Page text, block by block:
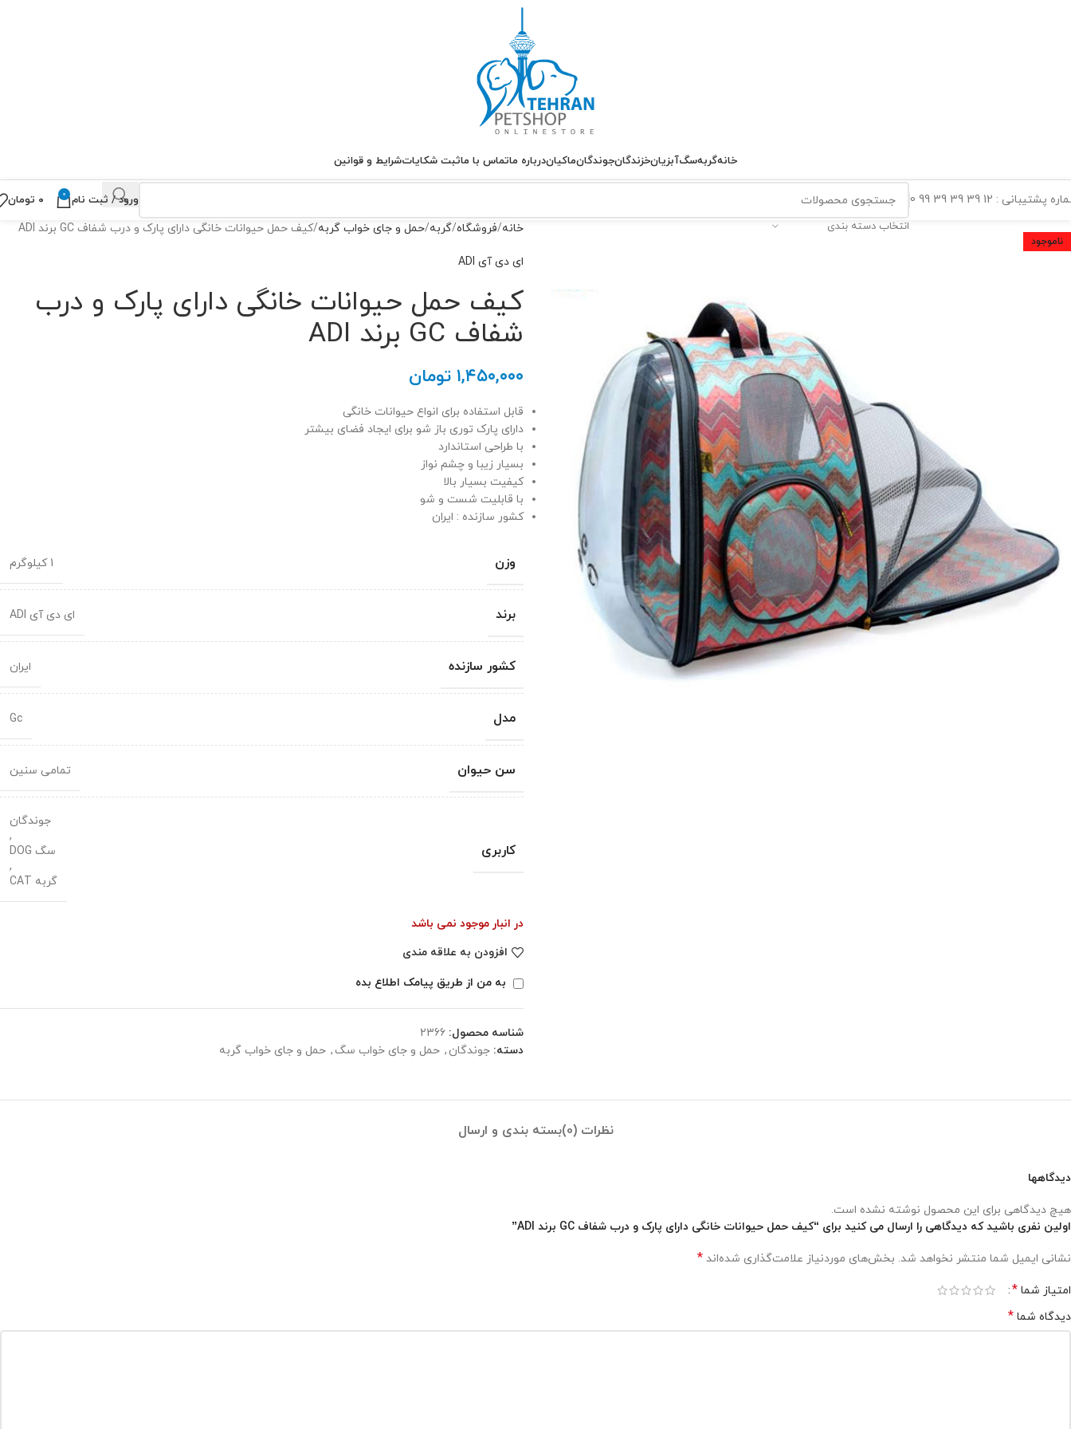
خانهگربهسگآبزیانخزندگانجوندگانماکیاندرباره ماتماس با ماثبت شکایاتشرایط و قوانین
پشتیبانی : 12 39 39 39 99 0
انتخاب دسته بندی
ورود / ثبت نام 0 ۰ تومان
ناموجود
خانه فروشگاه گربه حمل و جای خواب گربه کیف حمل حیوانات خانگی دارای پارک و درب شفاف GC برند ADI
ای دی آی ADI
کیف حمل حیوانات خانگی دارای پارک و درب
شفاف GC برند ADI
۱,۴۵۰,۰۰۰ تومان
قابل استفاده برای انواع حیوانات خانگی
دارای پارک توری باز شو برای ایجاد فضای بیشتر
با طراحی استاندارد
بسیار زیبا و چشم نواز
کیفیت بسیار بالا
با قابلیت شست و شو
کشور سازنده : ایران
وزن 1 کیلوگرم
برند ای دی آی ADI
کشور سازنده ایران
مدل Gc
سن حیوان تمامی سنین
کاربری
جوندگان
,
سگ DOG
,
گربه CAT
در انبار موجود نمی باشد
افزودن به علاقه مندی
به من از طریق پیامک اطلاع بده
شناسه محصول: 2366
دسته: جوندگان , حمل و جای خواب سگ , حمل و جای خواب گربه
نظرات (0) بسته بندی و ارسال
دیدگاهها
هیچ دیدگاهی برای این محصول نوشته نشده است.
اولین نفری باشید که دیدگاهی را ارسال می کنید برای “کیف حمل حیوانات خانگی دارای پارک و درب شفاف GC برند ADI”
نشانی ایمیل شما منتشر نخواهد شد. بخش‌های موردنیاز علامت‌گذاری شده‌اند *
امتیاز شما *
دیدگاه شما *